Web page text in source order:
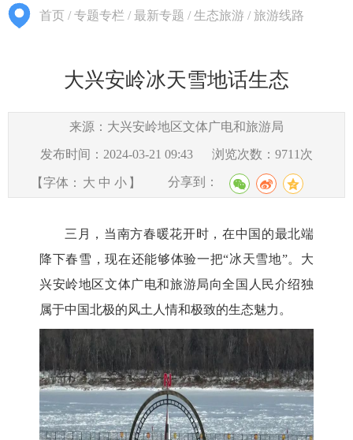
首页 /专题专栏 /最新专题 /生态旅游 /旅游线路
大兴安岭冰天雪地话生态
来源：大兴安岭地区文体广电和旅游局
发布时间：2024-03-21 09:43 浏览次数： 9711 次
【字体： 大 中 小 】 分享到：
三月，当南方春暖花开时，在中国的最北端
降下春雪，现在还能够体验一把“冰天雪地”。大
兴安岭地区文体广电和旅游局向全国人民介绍独
属于中国北极的风土人情和极致的生态魅力。